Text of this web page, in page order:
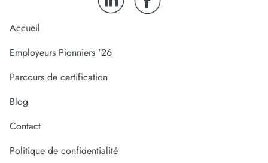
Accueil
Employeurs Pionniers '26
Parcours de certification
Blog
Contact
Politique de confidentialité